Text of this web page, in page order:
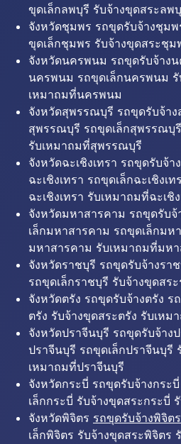
ขุดเล็กลพบุรี รับจ้างขุดสระลพ
จังหวัดชุมพร รถขุดรับจ้างชุม
ขุดเล็กชุมพร รับจ้างขุดสระชุ
จังหวัดนครพนม รถขุดรับจ้าง
นครพนม รถขุดเล็กนครพนม
เหมาถมที่นครพนม
จังหวัดสุพรรณบุรี รถขุดรับจ้า
สุพรรณบุรี รถขุดเล็กสุพรรณบุ
รับเหมาถมที่สุพรรณบุรี
จังหวัดฉะเชิงเทรา รถขุดรับจ้า
ฉะเชิงเทรา รถขุดเล็กฉะเชิงเ
ฉะเชิงเทรา รับเหมาถมที่ฉะเชิ
จังหวัดมหาสารคาม รถขุดรับ
เล็กมหาสารคาม รถขุดเล็กมห
มหาสารคาม รับเหมาถมที่มห
จังหวัดราชบุรี รถขุดรับจ้างรา
รถขุดเล็กราชบุรี รับจ้างขุดสร
จังหวัดตรัง รถขุดรับจ้างตรัง ร
ตรัง รับจ้างขุดสระตรัง รับเหม
จังหวัดปราจีนบุรี รถขุดรับจ้าง
ปราจีนบุรี รถขุดเล็กปราจีนบุรี
เหมาถมที่ปราจีนบุรี
จังหวัดกระบี่ รถขุดรับจ้างกระ
เล็กกระบี่ รับจ้างขุดสระกระบี่
จังหวัดพิจิตร รถขุดรับจ้างพิจิตร
เล็กพิจิตร รับจ้างขุดสระพิจิตร